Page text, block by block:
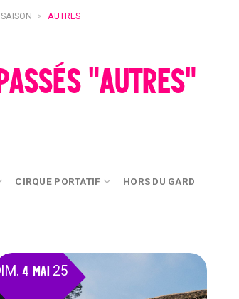
> AUTRES
"AUTRES"
CIRQUE PORTATIF HORS DU GARD
4 MAI 25